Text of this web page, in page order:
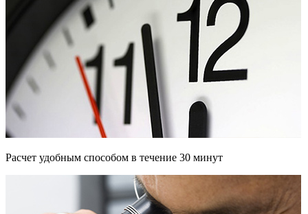
Расчет удобным способом в течение 30 минут